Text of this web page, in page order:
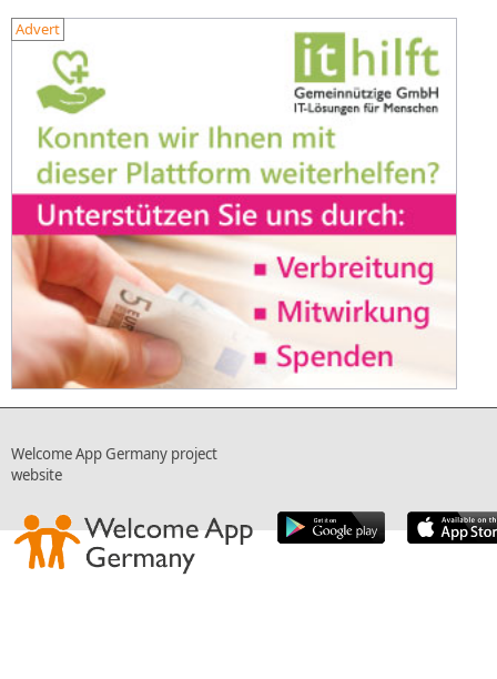
Advert
Welcome App Germany project
website